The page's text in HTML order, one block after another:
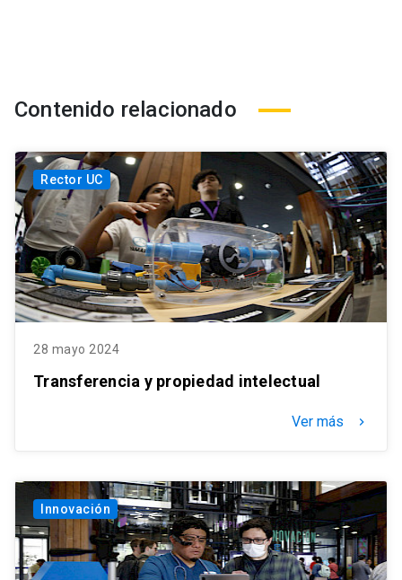
Contenido relacionado
Rector UC
28 mayo 2024
Transferencia y propiedad intelectual
Ver más keyboard_arrow_right
Innovación